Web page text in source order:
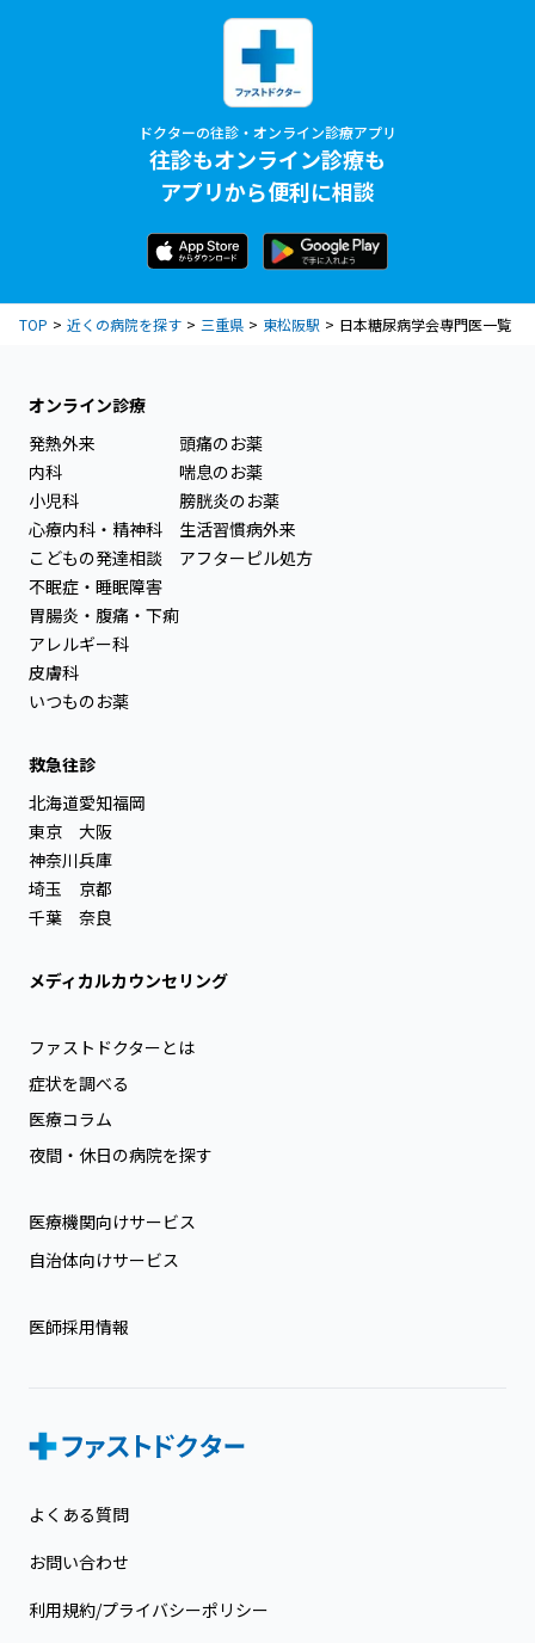
ドクターの往診・オンライン診療アプリ
往診もオンライン診療も
アプリから便利に相談
TOP 近くの病院を探す 三重県 東松阪駅 日本糖尿病学会専門医一覧
オンライン診療
発熱外来
内科
小児科
心療内科・精神科
こどもの発達相談
不眠症・睡眠障害
胃腸炎・腹痛・下痢
アレルギー科
皮膚科
いつものお薬
頭痛のお薬
喘息のお薬
膀胱炎のお薬
生活習慣病外来
アフターピル処方
救急往診
北海道
東京
神奈川
埼玉
千葉
愛知
大阪
兵庫
京都
奈良
福岡
メディカルカウンセリング
ファストドクターとは
症状を調べる
医療コラム
夜間・休日の病院を探す
医療機関向けサービス
自治体向けサービス
医師採用情報
よくある質問
お問い合わせ
利用規約/プライバシーポリシー